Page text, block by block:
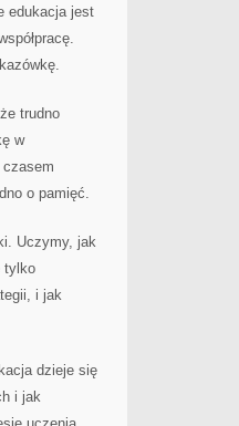
edukacja jest
trudno
w
o pamięć.
Uczymy, jak
tylko
i jak
dzieje się
i jak